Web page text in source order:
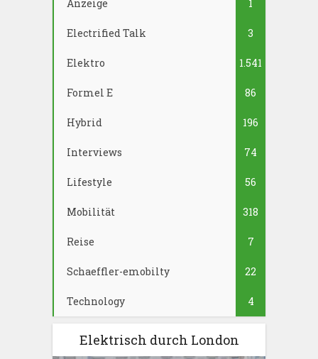
Anzeige 1
Electrified Talk 3
Elektro 1.541
Formel E 86
Hybrid 196
Interviews 74
Lifestyle 56
Mobilität 318
Reise 7
Schaeffler-emobilty 22
Technology 4
Elektrisch durch London